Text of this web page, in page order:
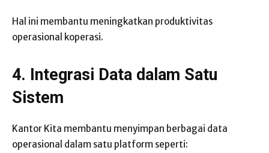
Hal ini membantu meningkatkan produktivitas
operasional koperasi.
4. Integrasi Data dalam Satu
Sistem
Kantor Kita membantu menyimpan berbagai data
operasional dalam satu platform seperti: